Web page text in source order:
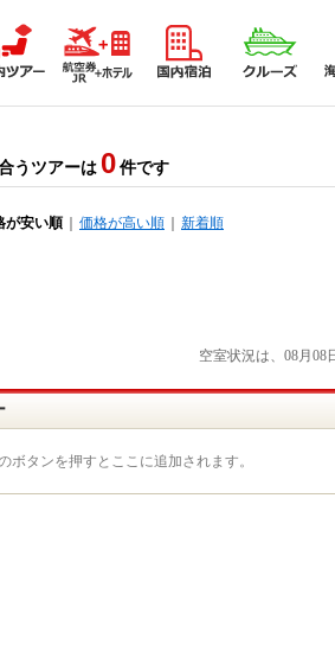
うツアーは 0 件です
が安い順 価格が高い順 新着順
空室状況は、08月08
ボタンを押すとここに追加されます。